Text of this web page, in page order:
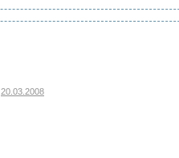
20.03.2008